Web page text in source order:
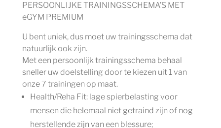
PERSOONLIJKE TRAININGSSCHEMA’S MET
eGYM PREMIUM
U bent uniek, dus moet uw trainingsschema dat
natuurlijk ook zijn.
Met een persoonlijk trainingsschema behaal
sneller uw doelstelling door te kiezen uit 1 van
onze 7 trainingen op maat.
Health/Reha Fit: lage spierbelasting voor
mensen die helemaal niet getraind zijn of nog
herstellende zijn van een blessure;